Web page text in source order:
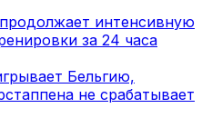
интенсивную
за 24 часа
Бельгию,
не срабатывает